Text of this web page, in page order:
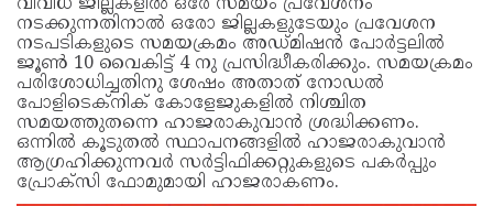
വിവിധ ജില്ലകളിൽ ഒരേ സമയം പ്രവേശനം
നടക്കുന്നതിനാൽ ഒരോ ജില്ലകളുടേയും പ്രവേശന
നടപടികളുടെ സമയക്രമം അഡ്മിഷൻ പോർട്ടലിൽ
ജൂൺ 10 വൈകിട്ട് 4 നു പ്രസിദ്ധീകരിക്കും. സമയക്രമം
പരിശോധിച്ചതിനു ശേഷം അതാത് നോഡൽ
പോളിടെക്നിക് കോളേജുകളിൽ നിശ്ചിത
സമയത്തുതന്നെ ഹാജരാകുവാൻ ശ്രദ്ധിക്കണം.
ഒന്നിൽ കൂടുതൽ സ്ഥാപനങ്ങളിൽ ഹാജരാകുവാൻ
ആഗ്രഹിക്കുന്നവർ സർട്ടിഫിക്കറ്റുകളുടെ പകർപ്പും
പ്രോക്സി ഫോമുമായി ഹാജരാകണം.